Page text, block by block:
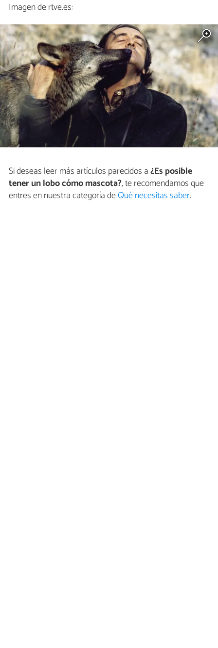
Imagen de rtve.es:
Si deseas leer más artículos parecidos a¿Es posible
tener un lobo cómo mascota?, te recomendamos que
entres en nuestra categoría deQué necesitas saber.